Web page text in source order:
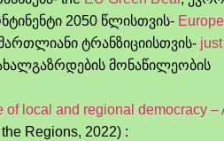
2050 წლისთვის-
ტრანზიციისთვის-
მონაწილეობის
of local and regional democracy –
Regions, 2022) :